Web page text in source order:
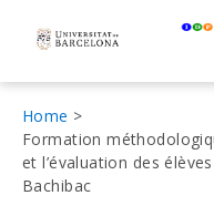
navigation
Fil
d'Ariadna
Home
Formation
et l’évaluation des
Bachibac